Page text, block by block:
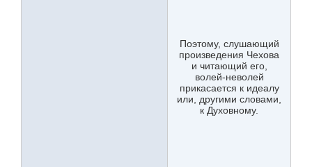
Поэтому, слушающий
произведения Чехова
и читающий его,
волей-неволей
прикасается к идеалу
или, другими словами,
к Духовному.